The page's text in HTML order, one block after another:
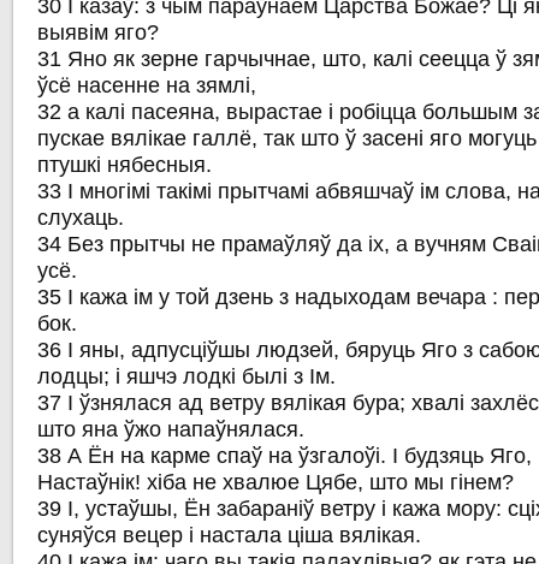
30 І казаў: з чым параўнаем Царства Божае? Ці
выявім яго?
31 Яно як зерне гарчычнае, што, калі сеецца ў
ўсё насенне на зямлі,
32 а калі пасеяна, вырастае і робіцца большым
пускае вялікае галлё, так што ў засені яго
птушкі нябесныя.
33 І многімі такімі прытчамі абвяшчаў ім слова,
слухаць.
34 Без прытчы не прамаўляў да іх, а вучням
усё.
35 І кажа ім у той дзень з надыходам вечара :
бок.
36 І яны, адпусціўшы людзей, бяруць Яго з
лодцы; і яшчэ лодкі былі з Ім.
37 І ўзнялася ад ветру вялікая бура; хвалі
што яна ўжо напаўнялася.
38 А Ён на карме спаў на ўзгалоўі. І будзяць
Настаўнік! хіба не хвалюе Цябе, што мы гінем?
39 І, устаўшы, Ён забараніў ветру і кажа мору:
суняўся вецер і настала ціша вялікая.